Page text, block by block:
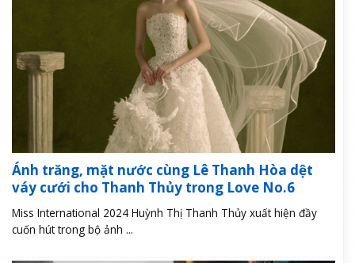
Ánh trăng, mặt nước cùng Lê Thanh Hòa dệt
váy cưới cho Thanh Thủy trong Love No.6
Miss International 2024 Huỳnh Thị Thanh Thủy xuất hiện đầy
cuốn hút trong bộ ảnh ...